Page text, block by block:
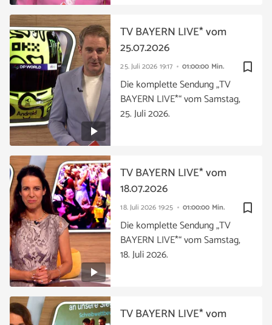
bookmark_border
25. Juli 2026 19:17 01:00:00 Min.
TV BAYERN LIVE* vom
25.07.2026
Die komplette Sendung „TV
BAYERN LIVE*“ vom Samstag,
25. Juli 2026.
bookmark_border
18. Juli 2026 19:25 01:00:00 Min.
TV BAYERN LIVE* vom
18.07.2026
Die komplette Sendung „TV
BAYERN LIVE*“ vom Samstag,
18. Juli 2026.
TV BAYERN LIVE* vom